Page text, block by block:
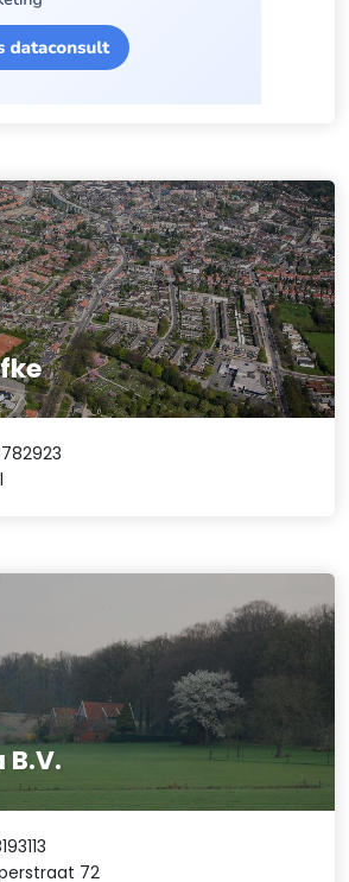
B.V.
72